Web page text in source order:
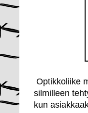
Optikkoliike
silmilleen
kun